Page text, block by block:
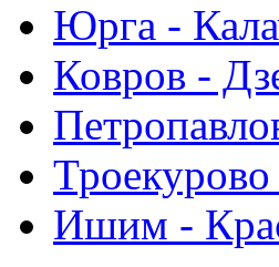
Юрга -
Ковров -
Ишим -